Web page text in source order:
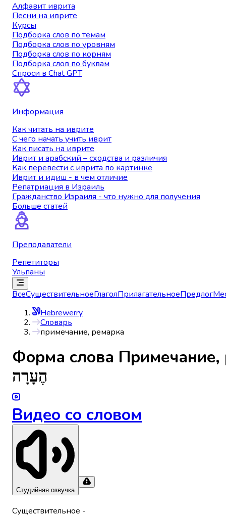
Алфавит иврита
Песни на иврите
Курсы
Подборка слов по темам
Подборка слов по уровням
Подборка слов по корням
Подборка слов по буквам
Спроси в Chat GPT
Информация
Как читать на иврите
С чего начать учить иврит
Как писать на иврите
Иврит и арабский – сходства и различия
Как перевести с иврита по картинке
Иврит и идиш - в чем отличие
Репатриация в Израиль
Гражданство Израиля - что нужно для получения
Больше статей
Преподаватели
Репетиторы
Ульпаны
ВсеСуществительноеГлаголПрилагательноеПредлог
Hebrewerry
Словарь
примечание, ремарка
Форма слова Примечание,
הֶעָרָה
Видео со словом
Студийная озвучка
Существительное -